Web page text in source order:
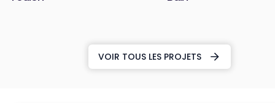
VOIR TOUS LES PROJETS